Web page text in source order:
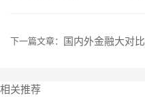
下一篇文章： 国内外金融大对比
相关推荐